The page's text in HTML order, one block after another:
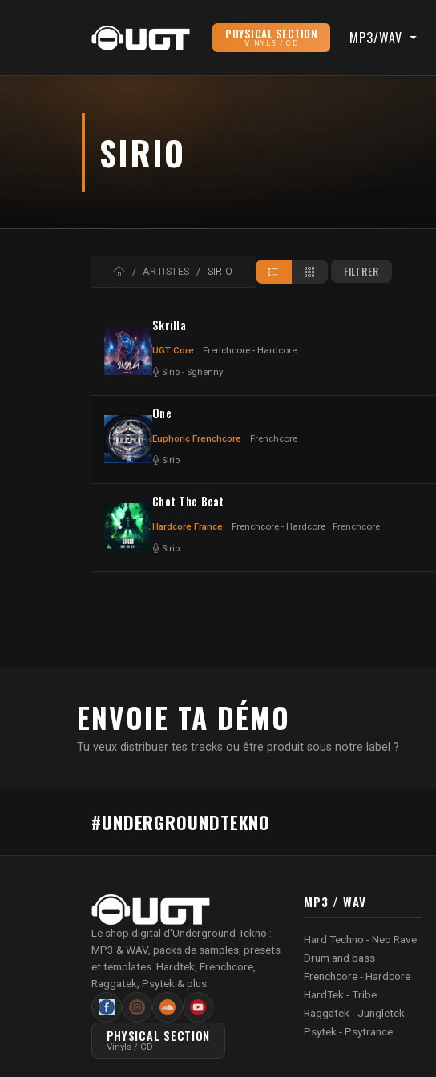
PHYSICAL SECTION
VINYLS / CD MP3/WAV
SIRIO
ACCUEIL
ARTISTES SIRIO FILTRER
Skrilla
UGT Core Frenchcore - Hardcore
Sirio - Sghenny
One
Euphoric Frenchcore Frenchcore
Sirio
Chot The Beat
Hardcore France Frenchcore - Hardcore Frenchcore
Sirio
ENVOIE TA DÉMO
Tu veux distribuer tes tracks ou être produit sous notre label ?
#UNDERGROUNDTEKNO
Le shop digital d'Underground Tekno :
MP3 & WAV, packs de samples, presets
et templates. Hardtek, Frenchcore,
Raggatek, Psytek & plus.
PHYSICAL SECTION
Vinyls / CD
MP3 / WAV
Hard Techno - Neo Rave
Drum and bass
Frenchcore - Hardcore
HardTek - Tribe
Raggatek - Jungletek
Psytek - Psytrance